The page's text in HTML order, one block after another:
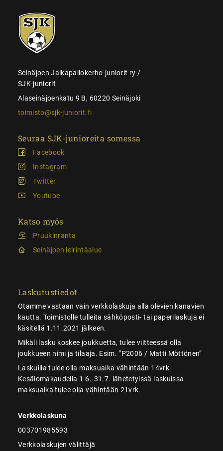
SJK-
juniorit
Seinäjoen Jalkapallokerho-juniorit ry /
SJK-juniorit
Alaseinäjoenkatu 9 B, 60220 Seinäjoki
toimisto@sjk-juniorit.fi
Seuraa SJK-junioreita somessa
Facebook
Instagram
Twitter
Youtube
Katso myös
Pruukinranta
Seinäjoen leirintäalue
Laskutustiedot
Otamme vastaan vain verkkolaskuja alla olevien kanavien
kautta. Toimistolle tulleita sähköposti- tai paperilaskuja ei
käsitellä 1.11.2021 jälkeen.
Mikäli lasku koskee joukkuetta, tulee viitteessä olla
joukkueen nimi ja tilaaja. Esim. ”P2006 / Matti Möttönen”
Laskuilla tulee olla maksuaika vähintään 14vrk.
Kesälomakaudella 1.6.-31.7. lähetetyissä laskuissa
maksuaika tulee olla vähintään 21vrk.
Verkkolaskuna
003701985593
Verkkolaskujen välittäjä